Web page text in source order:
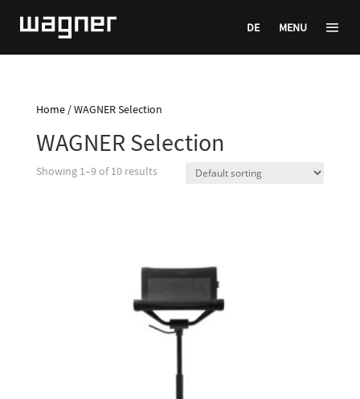
DE MENU
Home/ WAGNER Selection
WAGNER Selection
Showing 1–9 of 10 results